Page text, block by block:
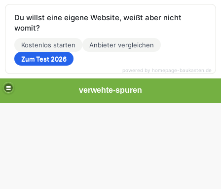
verwehte-spuren
Du willst eine eigene Website, weißt aber nicht
womit?
Kostenlos starten
Anbieter vergleichen
Zum Test 2026
powered by homepage-baukasten.de